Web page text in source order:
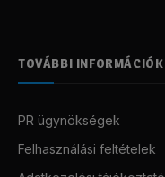
TOVÁBBI INFORMÁCIÓK
PR ügynökségek
Felhasználási feltételek